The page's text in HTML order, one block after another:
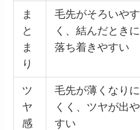
ま
と
ま
り
毛先がそろいやす
く、結んだときに
落ち着きやすい
ツ
ヤ
感
毛先が薄くなりに
くく、ツヤが出や
すい